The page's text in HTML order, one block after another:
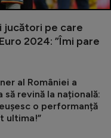
jucători pe care
2024: ”Îmi pare
al României a
să revină la națională:
o performanță
ultima!”